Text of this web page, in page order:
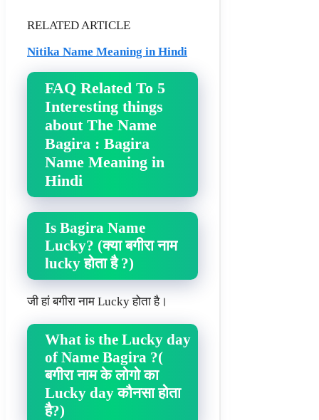
RELATED ARTICLE
Nitika Name Meaning in Hindi
FAQ Related To 5
Interesting things
about The Name
Bagira : Bagira
Name Meaning in
Hindi
Is Bagira Name
Lucky? (क्या बगीरा नाम
lucky होता है ?)
जी हां बगीरा नाम Lucky होता है।
What is the Lucky day
of Name Bagira ?(
बगीरा नाम के लोगो का
Lucky day कौनसा होता
है?)